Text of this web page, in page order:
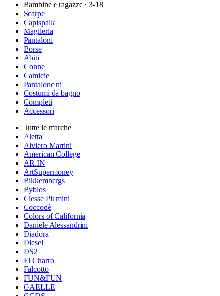
Bambine e ragazze · 3-18
Scarpe
Capispalla
Maglieria
Pantaloni
Borse
Abiti
Gonne
Camicie
Pantaloncini
Costumi da bagno
Completi
Accessori
Tutte le marche
Aletta
Alviero Martini
American College
AR.IN
ArtSupermoney
Bikkembergs
Byblos
Ciesse Piumini
Coccodè
Colors of California
Daniele Alessandrini
Diadora
Diesel
DS2
El Charro
Falcotto
FUN&FUN
GAELLE